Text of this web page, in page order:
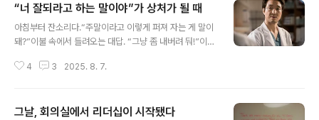
이 있다. 우승을 눈앞에 두고 치명적인 사고를 겪는다. 화려
한 스포트라이트 아래에서 수많은 팬들의 환호를 받던 그
였지만,사고이후 모두로부터 외면당하는 가슴 아픈 과거를
e)’를 떠도는 소니는 F1에서는 멀어졌지만 단 한 번도 레이
“너 잘되라고 하는 말이야”가 상처가 될 때
아침부터 잔소리다.“주말이라고 이렇게 퍼져 자는 게 말이
돼?”이불 속에서 들려오는 대답. “그냥 좀 내버려 둬!”이런
아내는 아이의 미래가 걱정돼서 말한다.게으른 버릇 들까
는 선했지만, 전달이 실패한 거다.말은 정보가 아니다. 감정
4 3 2025. 8. 7.
그날, 회의실에서 리더십이 시작됐다